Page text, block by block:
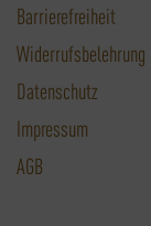
Barrierefreiheit
Widerrufsbelehrung
Datenschutz
Impressum
AGB